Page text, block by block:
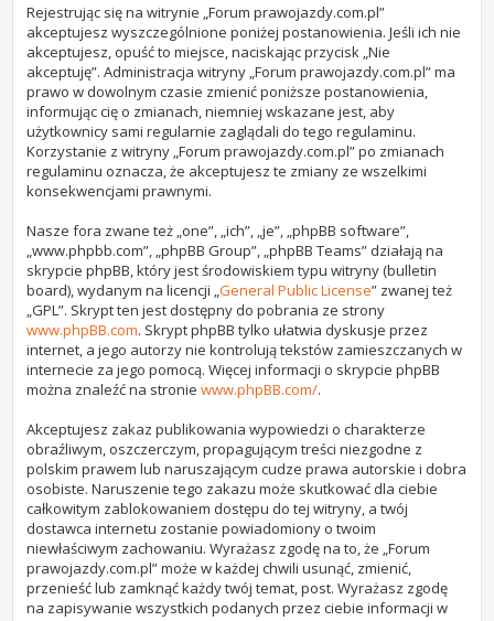
Rejestrując się na witrynie „Forum prawojazdy.com.pl”
akceptujesz wyszczególnione poniżej postanowienia. Jeśli ich nie
akceptujesz, opuść to miejsce, naciskając przycisk „Nie
akceptuję”. Administracja witryny „Forum prawojazdy.com.pl” ma
prawo w dowolnym czasie zmienić poniższe postanowienia,
informując cię o zmianach, niemniej wskazane jest, aby
użytkownicy sami regularnie zaglądali do tego regulaminu.
Korzystanie z witryny „Forum prawojazdy.com.pl” po zmianach
regulaminu oznacza, że akceptujesz te zmiany ze wszelkimi
konsekwencjami prawnymi.
Nasze fora zwane też „one”, „ich”, „je”, „phpBB software”,
„www.phpbb.com”, „phpBB Group”, „phpBB Teams” działają na
skrypcie phpBB, który jest środowiskiem typu witryny (bulletin
board), wydanym na licencji „General Public License” zwanej też
„GPL”. Skrypt ten jest dostępny do pobrania ze strony
www.phpBB.com. Skrypt phpBB tylko ułatwia dyskusje przez
internet, a jego autorzy nie kontrolują tekstów zamieszczanych w
internecie za jego pomocą. Więcej informacji o skrypcie phpBB
można znaleźć na stroniewww.phpBB.com/.
Akceptujesz zakaz publikowania wypowiedzi o charakterze
obraźliwym, oszczerczym, propagującym treści niezgodne z
polskim prawem lub naruszającym cudze prawa autorskie i dobra
osobiste. Naruszenie tego zakazu może skutkować dla ciebie
całkowitym zablokowaniem dostępu do tej witryny, a twój
dostawca internetu zostanie powiadomiony o twoim
niewłaściwym zachowaniu. Wyrażasz zgodę na to, że „Forum
prawojazdy.com.pl” może w każdej chwili usunąć, zmienić,
przenieść lub zamknąć każdy twój temat, post. Wyrażasz zgodę
na zapisywanie wszystkich podanych przez ciebie informacji w